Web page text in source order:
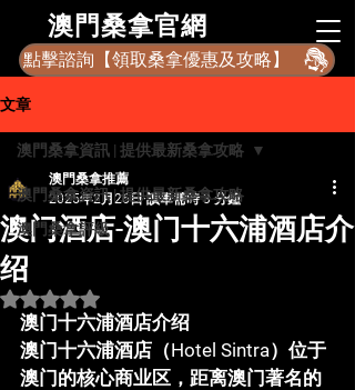
​澳門桑拿官網
點擊諮詢【領取桑拿優惠及攻略】
文章
澳門桑拿資訊 | 提供最新桑拿攻略
澳門桑拿評級
澳門桑拿資訊 | 提供最新桑拿攻略
澳门酒店-澳门十六浦酒店介
绍
澳門桑拿推薦
2025年2月26日 讀畢需時 3 分鐘
評等為 NaN（最高為 5 顆星）。
澳门十六浦酒店介绍
澳门十六浦酒店 （Hotel Sintra）位于
澳门的核心商业区，距离澳门著名的